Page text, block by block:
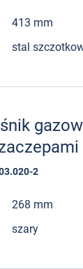
413 mm
stal
2
268 mm
szary